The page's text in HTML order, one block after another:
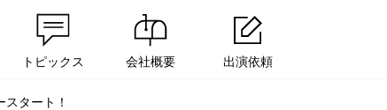
トピックス 会社概要 出演依頼
タート！